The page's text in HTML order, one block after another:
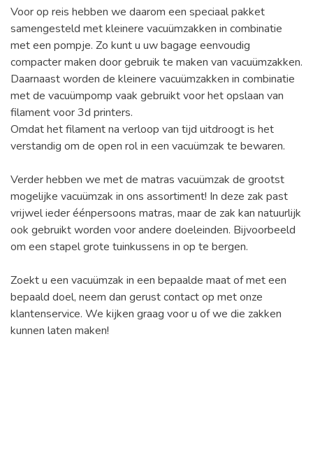
Voor op reis hebben we daarom een speciaal pakket
samengesteld met kleinere vacuümzakken in combinatie
met een pompje. Zo kunt u uw bagage eenvoudig
compacter maken door gebruik te maken van vacuümzakken.
Daarnaast worden de kleinere vacuümzakken in combinatie
met de vacuümpomp vaak gebruikt voor het opslaan van
filament voor 3d printers.
Omdat het filament na verloop van tijd uitdroogt is het
verstandig om de open rol in een vacuümzak te bewaren.
Verder hebben we met de matras vacuümzak de grootst
mogelijke vacuümzak in ons assortiment! In deze zak past
vrijwel ieder éénpersoons matras, maar de zak kan natuurlijk
ook gebruikt worden voor andere doeleinden. Bijvoorbeeld
om een stapel grote tuinkussens in op te bergen.
Zoekt u een vacuümzak in een bepaalde maat of met een
bepaald doel, neem dan gerust contact op met onze
klantenservice. We kijken graag voor u of we die zakken
kunnen laten maken!